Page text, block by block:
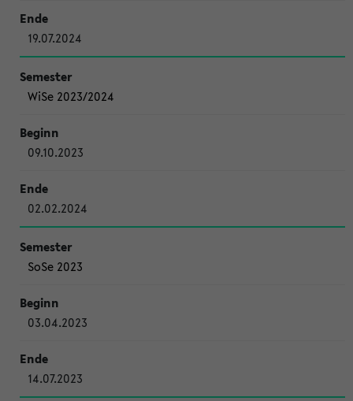
19.07.2024
WiSe 2023/2024
09.10.2023
02.02.2024
SoSe 2023
03.04.2023
14.07.2023